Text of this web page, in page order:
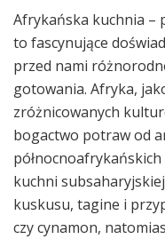
Afrykańska kuchnia –
to fascynujące
przed nami
gotowania. Afryka,
zróżnicowanych
bogactwo potraw od
kuchni
kuskusu, tagine i
czy cynamon,